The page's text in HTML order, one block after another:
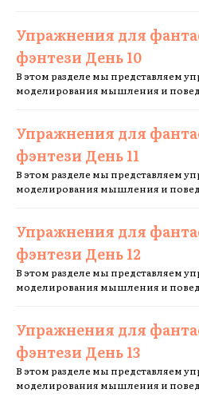
Упражнения для
фэнтези День 10
В этом разделе мы представляем
моделирования мышления и
Упражнения для
фэнтези День 11
В этом разделе мы представляем
моделирования мышления и
Упражнения для
фэнтези День 12
В этом разделе мы представляем
моделирования мышления и
Упражнения для
фэнтези День 13
В этом разделе мы представляем
моделирования мышления и